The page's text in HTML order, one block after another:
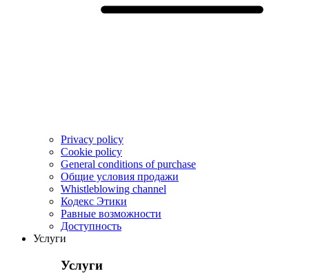
Privacy policy
Cookie policy
General conditions of purchase
Общие условия продажи
Whistleblowing channel
Кодекс Этики
Pавные возможности
Доступность
Услуги
Услуги